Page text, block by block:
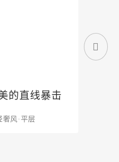
的直线暴击
奢风·平层